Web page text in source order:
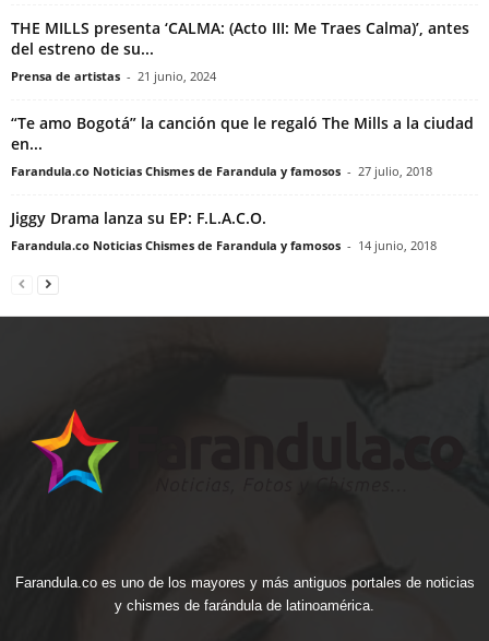
THE MILLS presenta ‘CALMA: (Acto III: Me Traes Calma)’, antes
del estreno de su...
Prensa de artistas - 21 junio, 2024
“Te amo Bogotá” la canción que le regaló The Mills a la ciudad
en...
Farandula.co Noticias Chismes de Farandula y famosos - 27 julio, 2018
Jiggy Drama lanza su EP: F.L.A.C.O.
Farandula.co Noticias Chismes de Farandula y famosos - 14 junio, 2018
Farandula.co es uno de los mayores y más antiguos portales de noticias
y chismes de farándula de latinoamérica.